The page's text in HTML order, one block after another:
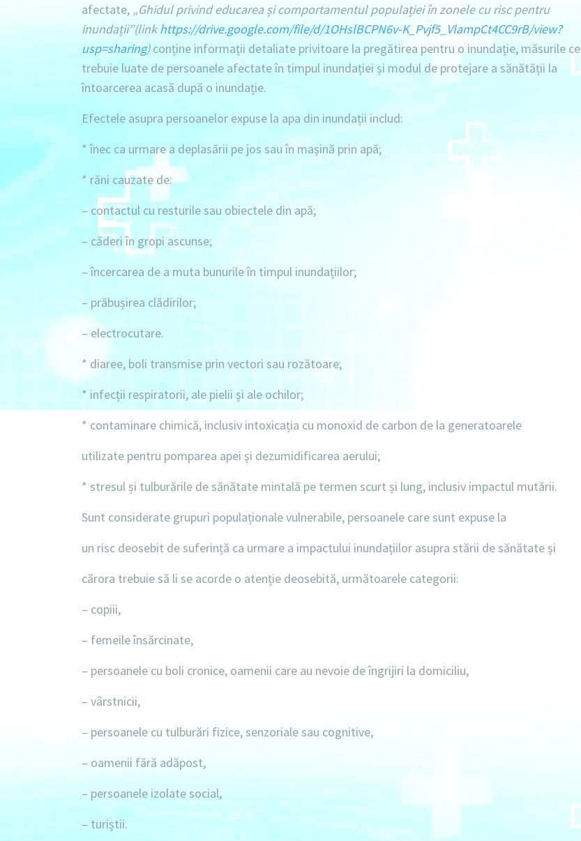
afectate, „Ghidul privind educarea și comportamentul populației în zonele cu risc pentru
inundații”(linkhttps://drive.google.com/file/d/1OHslBCPN6v-K_Pvjf5_VlampCt4CC9rB/view?
usp=sharing)conține informații detaliate privitoare la pregătirea pentru o inundație, măsurile ce
trebuie luate de persoanele afectate în timpul inundației și modul de protejare a sănătății la
întoarcerea acasă după o inundație.
Efectele asupra persoanelor expuse la apa din inundații includ:
* înec ca urmare a deplasării pe jos sau în mașină prin apă;
* răni cauzate de:
– contactul cu resturile sau obiectele din apă;
– căderi în gropi ascunse;
– încercarea de a muta bunurile în timpul inundațiilor;
– prăbușirea clădirilor;
– electrocutare.
* diaree, boli transmise prin vectori sau rozătoare;
* infecții respiratorii, ale pielii și ale ochilor;
* contaminare chimică, inclusiv intoxicația cu monoxid de carbon de la generatoarele
utilizate pentru pomparea apei și dezumidificarea aerului;
* stresul și tulburările de sănătate mintală pe termen scurt și lung, inclusiv impactul mutării.
Sunt considerate grupuri populaționale vulnerabile, persoanele care sunt expuse la
un risc deosebit de suferință ca urmare a impactului inundațiilor asupra stării de sănătate și
cărora trebuie să li se acorde o atenție deosebită, următoarele categorii:
– copiii,
– femeile însărcinate,
– persoanele cu boli cronice, oamenii care au nevoie de îngrijiri la domiciliu,
– vârstnicii,
– persoanele cu tulburări fizice, senzoriale sau cognitive,
– oamenii fără adăpost,
– persoanele izolate social,
– turiștii.